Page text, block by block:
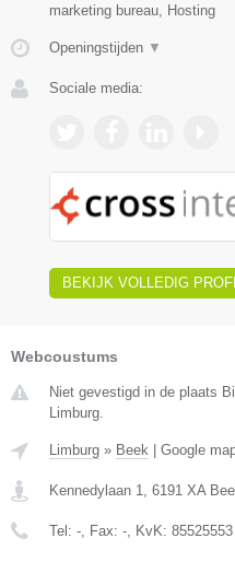
marketing bureau, Hosting
Openingstijden ▼
Sociale media:
BEKIJK VOLLEDIG
Webcoustums
Niet gevestigd in de plaats
Limburg.
Limburg » Beek Google
Kennedylaan 1, 6191 XA
Tel: -, Fax: -, KvK: 85525553